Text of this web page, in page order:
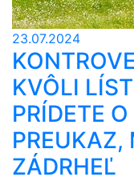
23.07.2024
KVÔLI
PRÍDETE
PREUKAZ,
ZÁDRHEĽ